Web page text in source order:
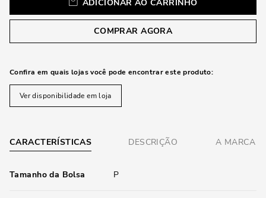
ADICIONAR AO CARRINHO
COMPRAR AGORA
Confira em quais lojas você pode encontrar este produto:
Ver disponibilidade em loja
CARACTERÍSTICAS DESCRIÇÃO A MARCA
Tamanho da Bolsa P